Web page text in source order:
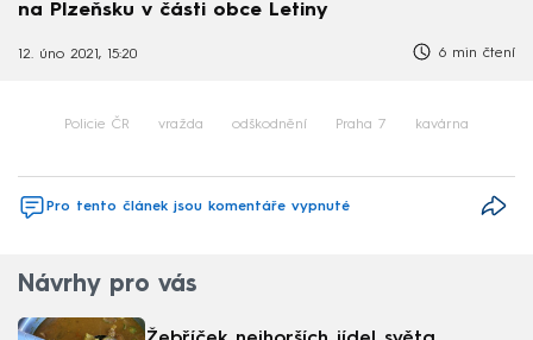
na Plzeňsku v části obce Letiny
12. úno 2021, 15:20 6 min čtení
Policie ČR vražda odškodnění Praha 7 kavárna
Pro tento článek jsou komentáře vypnuté
Návrhy pro vás